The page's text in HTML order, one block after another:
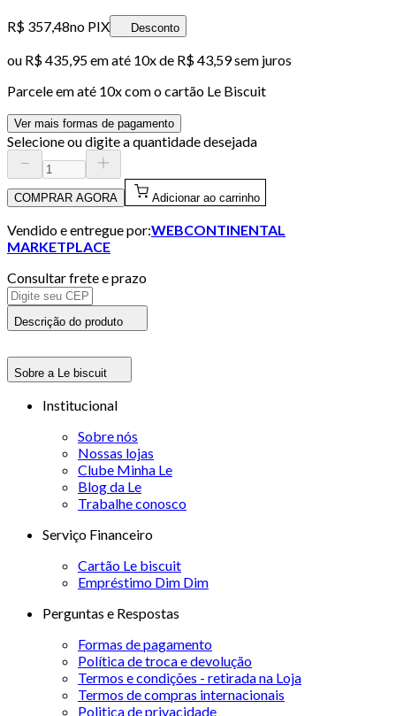
R$ 357,48no PIX Desconto
ou R$ 435,95em até 10x de R$ 43,59 sem juros
Parcele em até 10x com o cartão Le Biscuit
Ver mais formas de pagamento
Selecione ou digite a quantidade desejada
COMPRAR AGORA Adicionar ao carrinho
Vendido e entregue por:WEBCONTINENTAL
MARKETPLACE
Consultar frete e prazo
Descrição do produto
Sobre a Le biscuit
Institucional
Sobre nós
Nossas lojas
Clube Minha Le
Blog da Le
Trabalhe conosco
Serviço Financeiro
Cartão Le biscuit
Empréstimo Dim Dim
Perguntas e Respostas
Formas de pagamento
Política de troca e devolução
Termos e condições - retirada na Loja
Termos de compras internacionais
Politica de privacidade